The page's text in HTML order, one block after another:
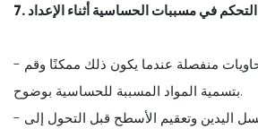
7. التحكم في مسببات الحساسية أثناء الإعداد
- استخدم أدوات/حاويات منفصلة عندما يكون ذلك ممكنًا وقم
بتسمية المواد المسببة للحساسية بوضوح.
- قم بتغيير القفازات وغسل اليدين وتعقيم الأسطح قبل التحول إلى